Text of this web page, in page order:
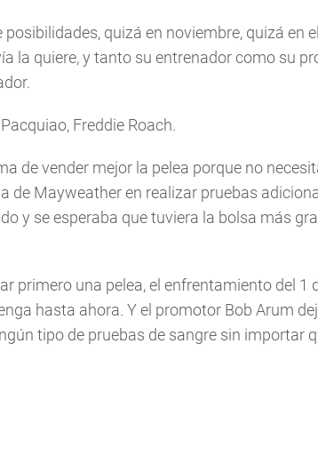
quizá en noviembre, quizá en
la quiere, y tanto su entrenador como su
Freddie Roach.
de vender mejor la pelea porque no
de Mayweather en realizar pruebas
y se esperaba que tuviera la bolsa más
primero una pelea, el enfrentamiento del 1
hasta ahora. Y el promotor Bob Arum
tipo de pruebas de sangre sin importar